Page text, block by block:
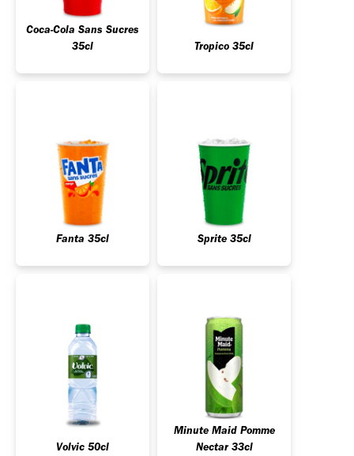
Coca-Cola Sans Sucres
35cl
Tropico 35cl
Fanta 35cl Sprite 35cl
Volvic 50cl
Minute Maid Pomme
Nectar 33cl